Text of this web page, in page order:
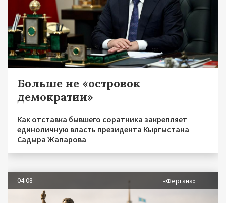
Больше не «островок
демократии»
Как отставка бывшего соратника закрепляет
единоличную власть президента Кыргыстана
Садыра Жапарова
04.08 «Фергана»